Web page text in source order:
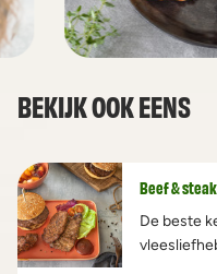
BEKIJK OOK EENS
Beef &
De beste